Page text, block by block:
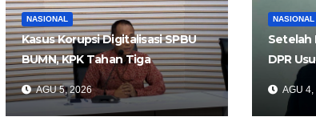
NASIONAL
Kasus Korupsi Digitalisasi SPBU
BUMN, KPK Tahan Tiga
Tersangka
AGU 5, 2026
NASIONAL
Setelah
DPR
AGU 4,